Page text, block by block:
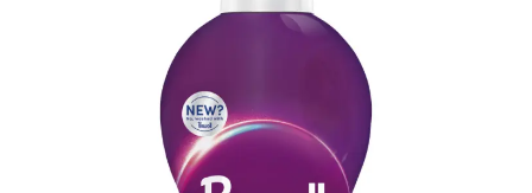
Capsule si Tablete pentru Masina
Detergent Capsule
Detergent Pudra Automat